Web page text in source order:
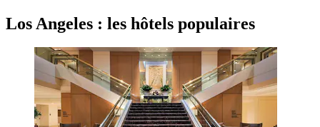
Los Angeles : les hôtels populaires